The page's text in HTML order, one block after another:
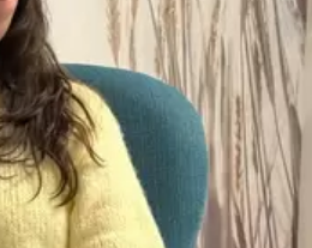
Budgetcoaching on the job
Outplacement
2e Spoortraject
Mediation bij
conflictsituaties
Maatschappelijk
Verantwoord Ondernemen
Ons testcentrum
LeerWerkburo
Team